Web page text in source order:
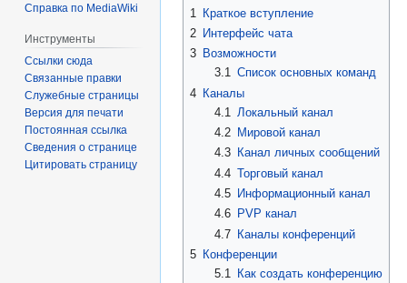
навигации
поиску
1
Краткое вступление
2 Интерфейс чата
3 Возможности
3.1 Список основных команд
4 Каналы
4.1
Локальный канал
4.2
Мировой канал
4.3
Канал личных сообщений
4.4 Торговый канал
4.5
Информационный канал
4.6
PVP канал
4.7 Каналы конференций
5 Конференции
5.1
Как создать конференцию
Справка по MediaWiki
Инструменты
Ссылки сюда
Связанные правки
Служебные страницы
Версия для печати
Постоянная ссылка
Сведения о странице
Цитировать страницу